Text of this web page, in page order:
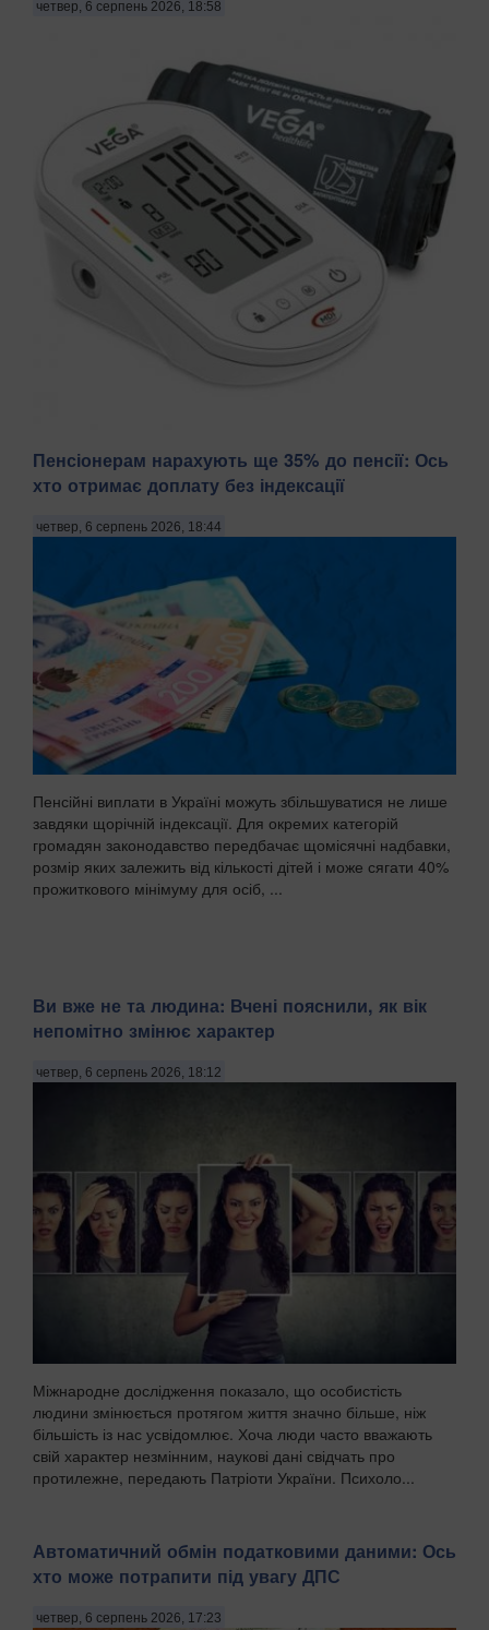
четвер, 6 серпень 2026, 18:58
Підвищений артеріальний тиск недарма називають
«тихим убивцею». Гіпертонія може роками не викликати
інсульту, інфаркту та інших серцево-судинних
Пенсіонерам нарахують ще 35% до пенсії: Ось
хто отримає доплату без індексації
четвер, 6 серпень 2026, 18:44
Пенсійні виплати в Україні можуть збільшуватися не лише
завдяки щорічній індексації. Для окремих категорій
громадян законодавство передбачає щомісячні надбавки,
розмір яких залежить від кількості дітей і може сягати 40%
прожиткового мінімуму для осіб, ...
Ви вже не та людина: Вчені пояснили, як вік
непомітно змінює характер
четвер, 6 серпень 2026, 18:12
Міжнародне дослідження показало, що особистість
людини змінюється протягом життя значно більше, ніж
більшість із нас усвідомлює. Хоча люди часто вважають
свій характер незмінним, наукові дані свідчать про
протилежне, передають Патріоти України. Психоло...
Автоматичний обмін податковими даними: Ось
хто може потрапити під увагу ДПС
четвер, 6 серпень 2026, 17:23